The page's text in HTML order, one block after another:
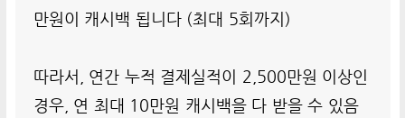
만원이 캐시백 됩니다 (최대 5회까지)
따라서, 연간 누적 결제실적이 2,500만원 이상인
경우, 연 최대 10만원 캐시백을 다 받을 수 있음